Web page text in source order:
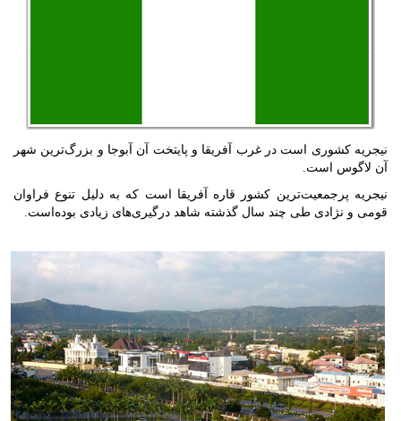
نیجریه کشوری است در غرب آفریقا و پایتخت آن آبوجا و بزرگ‌ترین شهر
آن لاگوس است.
نیجریه پرجمعیت‌ترین کشور قاره آفریقا است که به دلیل تنوع فراوان
قومی و نژادی طی چند سال گذشته شاهد درگیری‌های زیادی بوده‌است.